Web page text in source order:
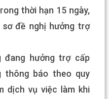
thời hạn 15 ngày,
đề nghị hưởng trợ
đang hưởng trợ cấp
thông báo theo quy
dịch vụ việc làm khi